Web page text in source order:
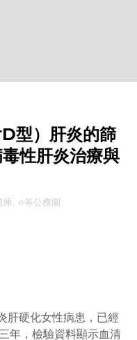
D型）肝炎的篩
性肝炎治療與
庫 e等公務園
硬化女性病患，已經
年，檢驗資料顯示血清